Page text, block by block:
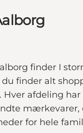
finder I
du finder alt
afdeling har
mærkevarer,
for hele